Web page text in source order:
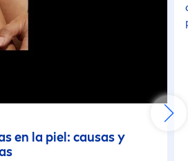
en la piel: causas y